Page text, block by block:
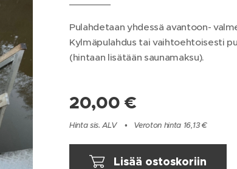
Pulahdetaan yhdessä avantoon-
Kylmäpulahdus tai vaihtoehtoisesti
(hintaan lisätään saunamaksu).
20,00 €
Hinta sis. ALV Veroton hinta 16,13 €
Lisää ostoskoriin